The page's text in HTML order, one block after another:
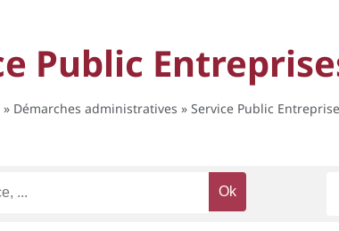
Public
» Démarches administratives » Service Public